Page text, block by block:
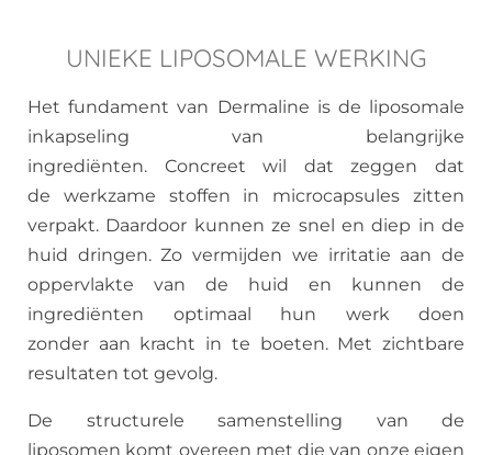
UNIEKE LIPOSOMALE WERKING
Het fundament van Dermaline is de liposomale
inkapseling van belangrijke
ingrediënten. Concreet wil dat zeggen dat
de werkzame stoffen in microcapsules zitten
verpakt. Daardoor kunnen ze snel en diep in de
huid dringen. Zo vermijden we irritatie aan de
oppervlakte van de huid en kunnen de
ingrediënten optimaal hun werk doen
zonder aan kracht in te boeten. Met zichtbare
resultaten tot gevolg.
De structurele samenstelling van de
liposomen komt overeen met die van onze eigen